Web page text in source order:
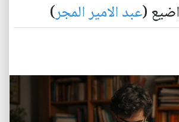
(عبد الامير المجر)